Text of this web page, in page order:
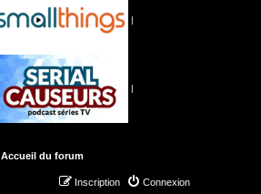
|
|
Accueil du forum
Connexion
Inscription